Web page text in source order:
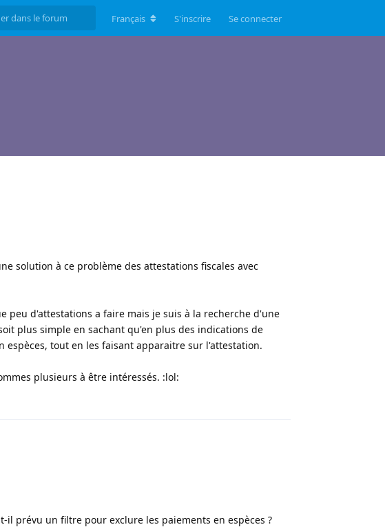
Français S'inscrire Se connecter
solution à ce problème des attestations fiscales avec
peu d'attestations a faire mais je suis à la recherche d'une
plus simple en sachant qu'en plus des indications de
espèces, tout en les faisant apparaitre sur l'attestation.
plusieurs à être intéressés. :lol:
prévu un filtre pour exclure les paiements en espèces ?